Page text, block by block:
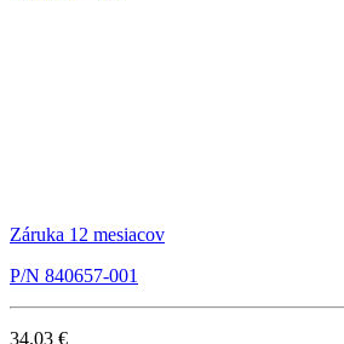
Záruka 12 mesiacov
P/N 840657-001
34.03 €